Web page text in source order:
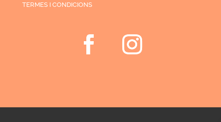
TERMES I CONDICIONS